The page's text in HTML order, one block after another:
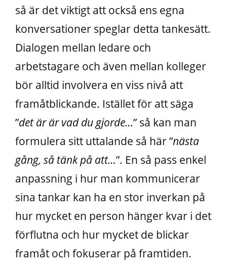
så är det viktigt att också ens egna
konversationer speglar detta tankesätt.
Dialogen mellan ledare och
arbetstagare och även mellan kolleger
bör alltid involvera en viss nivå att
framåtblickande. Istället för att säga
”det är är vad du gjorde…” så kan man
formulera sitt uttalande så här ”nästa
gång, så tänk på att…”. En så pass enkel
anpassning i hur man kommunicerar
sina tankar kan ha en stor inverkan på
hur mycket en person hänger kvar i det
förflutna och hur mycket de blickar
framåt och fokuserar på framtiden.